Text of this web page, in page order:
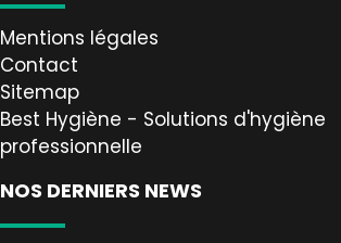
Mentions légales
Contact
Sitemap
Best Hygiène - Solutions d'hygiène
professionnelle
NOS DERNIERS NEWS